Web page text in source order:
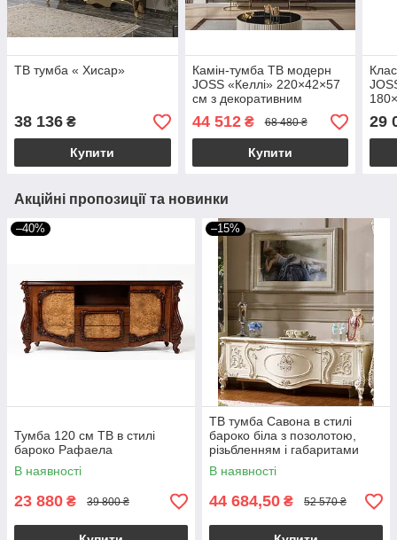
ТВ тумба « Хисар»
38 136 ₴
Купити
Камін-тумба ТВ модерн
JOSS «Келлі» 220×42×57
см з декоративним
електрокаміном і
стільницею під білий
мармур
44 512₴ 68 480 ₴
Купити
29
Акційні пропозиції та новинки
–40%
Тумба 120 см ТВ в стилі
бароко Рафаела
В наявності
23 880 ₴ 39 800 ₴
–15%
ТВ тумба Савона в стилі
бароко біла з позолотою,
різьбленням і габаритами
1910×535×660 мм
В наявності
44 684,50 ₴ 52 570 ₴